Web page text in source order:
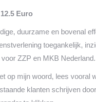
Euro
duurzame en bovenal
toegankelijk,
ZZP en MKB Nederland.
op mijn woord, lees vooral
klanten schrijven